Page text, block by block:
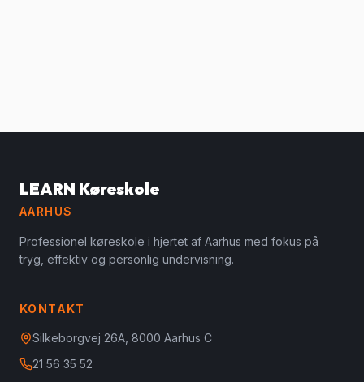
LEARN Køreskole
AARHUS
Professionel køreskole i hjertet af Aarhus med fokus på
tryg, effektiv og personlig undervisning.
KONTAKT
Silkeborgvej 26A, 8000 Aarhus C
21 56 35 52